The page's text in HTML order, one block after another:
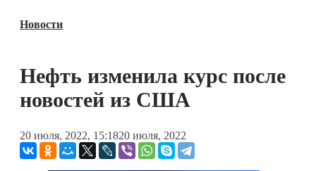
Блокчейн
Технологии
Книги
Новости
Нефть изменила курс после
новостей из США
20 июля, 2022, 15:1820 июля, 2022